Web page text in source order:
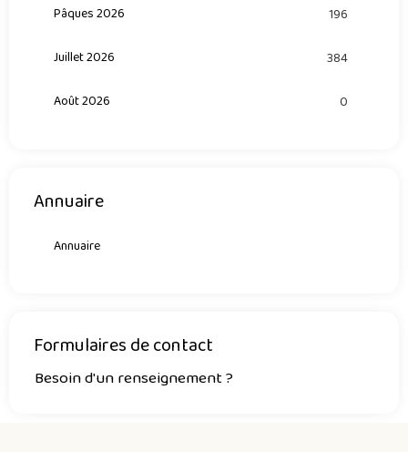
Pâques 2026 196
Juillet 2026 384
Août 2026 0
Annuaire
Annuaire
Formulaires de contact
Besoin d'un renseignement ?